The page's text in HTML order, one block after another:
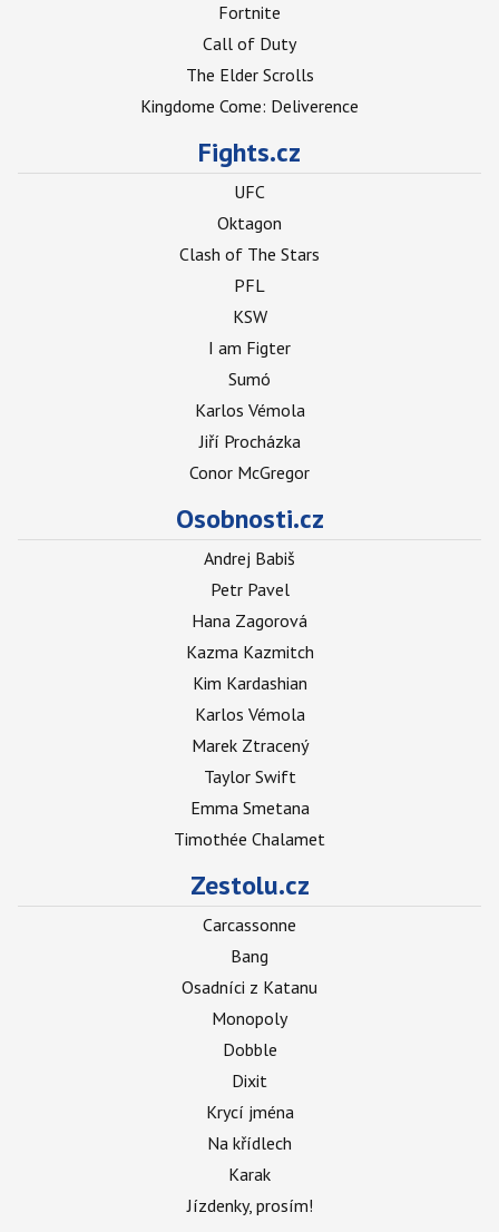
Fortnite
Call of Duty
The Elder Scrolls
Kingdome Come: Deliverence
Fights.cz
UFC
Oktagon
Clash of The Stars
PFL
KSW
I am Figter
Sumó
Karlos Vémola
Jiří Procházka
Conor McGregor
Osobnosti.cz
Andrej Babiš
Petr Pavel
Hana Zagorová
Kazma Kazmitch
Kim Kardashian
Karlos Vémola
Marek Ztracený
Taylor Swift
Emma Smetana
Timothée Chalamet
Zestolu.cz
Carcassonne
Bang
Osadníci z Katanu
Monopoly
Dobble
Dixit
Krycí jména
Na křídlech
Karak
Jízdenky, prosím!